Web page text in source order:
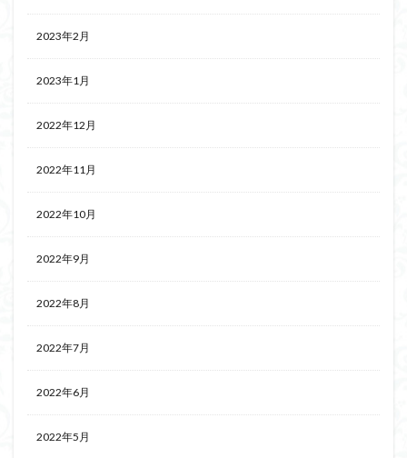
2023年2月
2023年1月
2022年12月
2022年11月
2022年10月
2022年9月
2022年8月
2022年7月
2022年6月
2022年5月